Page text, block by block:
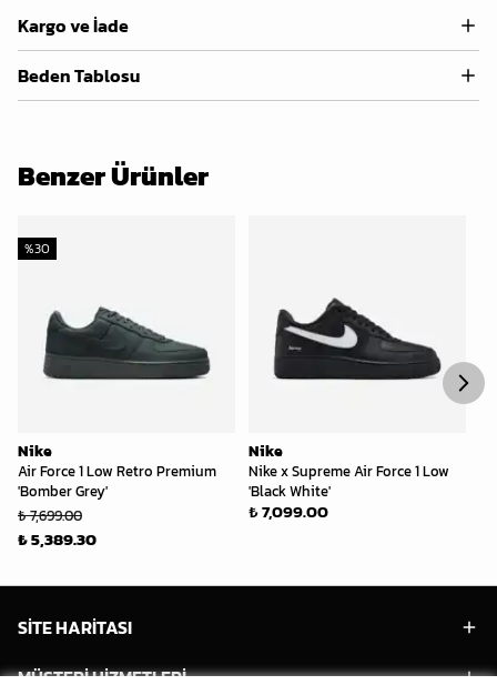
Kargo ve İade
Beden Tablosu
Benzer Ürünler
Nike
Air Force 1 Low Retro Premium
'Bomber Grey'
%30
₺ 7,699.00
₺ 5,389.30
Nike
Nike x Supreme Air Force 1 Low
'Black White'
₺ 7,099.00
SİTE HARİTASI
MÜŞTERİ HİZMETLERİ